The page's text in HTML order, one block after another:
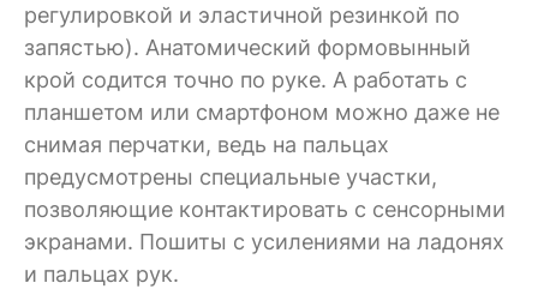
регулировкой и эластичной резинкой по
запястью). Анатомический формовынный
крой содится точно по руке. А работать с
планшетом или смартфоном можно даже не
снимая перчатки, ведь на пальцах
предусмотрены специальные участки,
позволяющие контактировать с сенсорными
экранами. Пошиты с усилениями на ладонях
и пальцах рук.